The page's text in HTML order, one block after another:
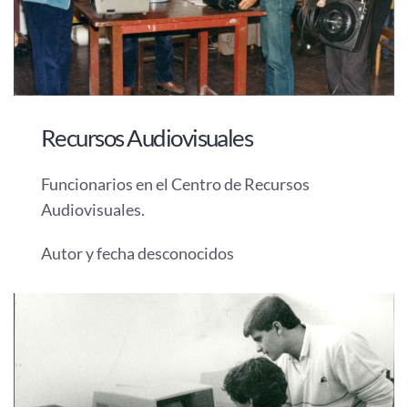
Recursos Audiovisuales
Funcionarios en el Centro de Recursos
Audiovisuales.
Autor y fecha desconocidos